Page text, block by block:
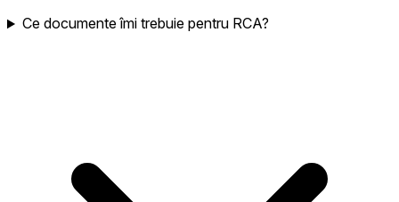
Ce documente îmi trebuie pentru RCA?